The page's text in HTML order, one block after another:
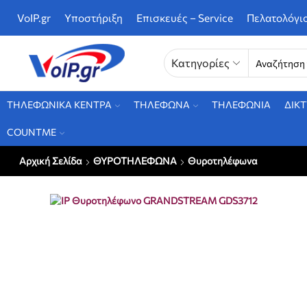
VoIP.gr Υποστήριξη Επισκευές – Service
Κατηγορίες
ΤΗΛΕΦΩΝΙΚΑ ΚΕΝΤΡΑ ΤΗΛΕΦΩΝΑ ΤΗΛΕΦΩΝΙΑ
COUNTME
Αρχική Σελίδα ΘΥΡΟΤΗΛΕΦΩΝΑ Θυροτηλέφωνα